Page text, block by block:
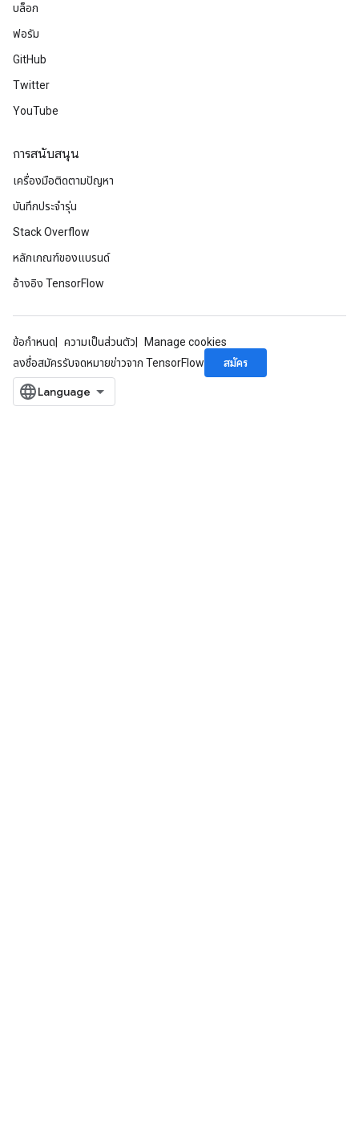
บล็อก
ฟอรัม
GitHub
Twitter
YouTube
การสนับสนุน
เครื่องมือติดตามปัญหา
บันทึกประจำรุ่น
Stack Overflow
หลักเกณฑ์ของแบรนด์
อ้างอิง TensorFlow
ข้อกำหนด ความเป็นส่วนตัว
Manage cookies
ลงชื่อสมัครรับจดหมายข่าวจาก TensorFlow
สมัคร